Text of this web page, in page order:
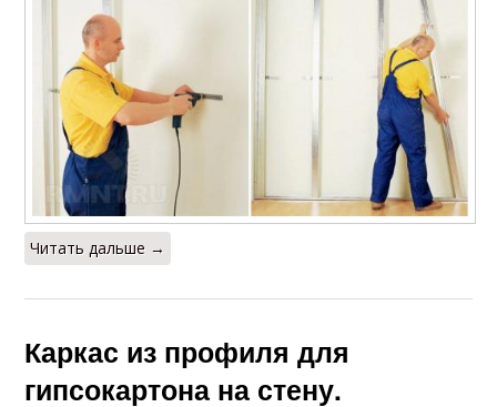
Читать дальше →
Каркас из профиля для
гипсокартона на стену.